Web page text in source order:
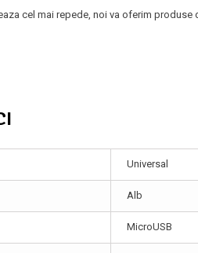
cel mai repede, noi va oferim
Universal
Alb
MicroUSB